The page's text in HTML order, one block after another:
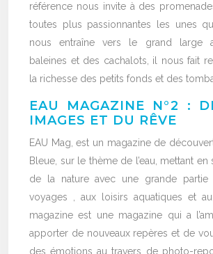
référence nous invite à des
toutes plus passionnantes les unes
nous entraîne vers le grand large
baleines et des cachalots, il nous fait
la richesse des petits fonds et des
EAU MAGAZINE N°2 :
IMAGES ET DU RÊVE
EAU Mag, est un magazine de
Bleue, sur le thème de l’eau, mettant
de la nature avec une grande partie
voyages , aux loisirs aquatiques et
magazine est une magazine qui a
apporter de nouveaux repères et de
des émotions au travers de photo-